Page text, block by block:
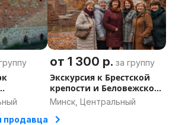
от 1 300 р. за группу
Экскурсия к Брестской
крепости и Беловежской
пуще с трансфером из
Минска
Минск, Центральный
продавца